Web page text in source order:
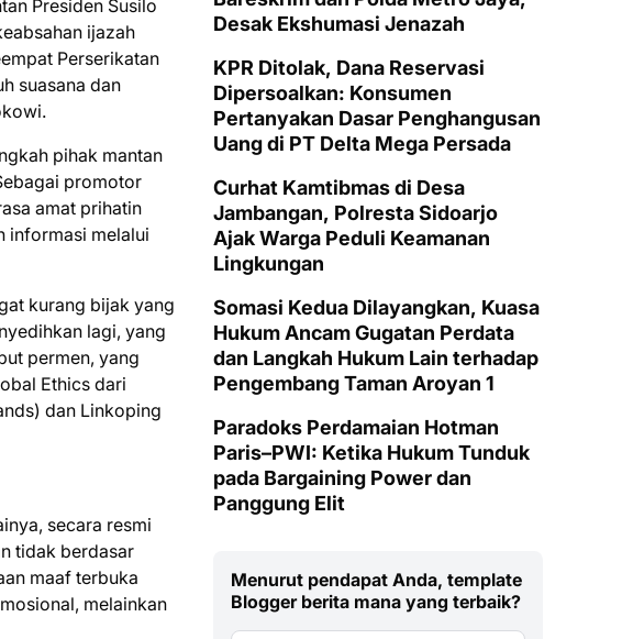
Presiden Susilo
ijazah
Perserikatan
suasana dan
pihak mantan
promotor
amat prihatin
informasi melalui
kurang bijak yang
lagi, yang
permen, yang
Ethics dari
dan Linkoping
secara resmi
tidak berdasar
maaf terbuka
melainkan
Desak Ekshumasi Jenazah
KPR Ditolak, Dana Reservasi
Dipersoalkan: Konsumen
Pertanyakan Dasar Penghangusan
Uang di PT Delta Mega Persada
Curhat Kamtibmas di Desa
Jambangan, Polresta Sidoarjo
Ajak Warga Peduli Keamanan
Lingkungan
Somasi Kedua Dilayangkan, Kuasa
Hukum Ancam Gugatan Perdata
dan Langkah Hukum Lain terhadap
Pengembang Taman Aroyan 1
Paradoks Perdamaian Hotman
Paris–PWI: Ketika Hukum Tunduk
pada Bargaining Power dan
Panggung Elit
Menurut pendapat Anda, template
Blogger berita mana yang terbaik?